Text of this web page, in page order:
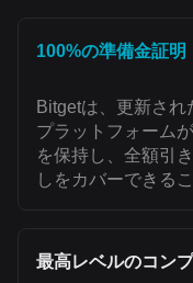
100%の準備金証明
Bitgetは、更新され
プラットフォーム
を保持し、全額引
しをカバーできる
最高レベルのコン